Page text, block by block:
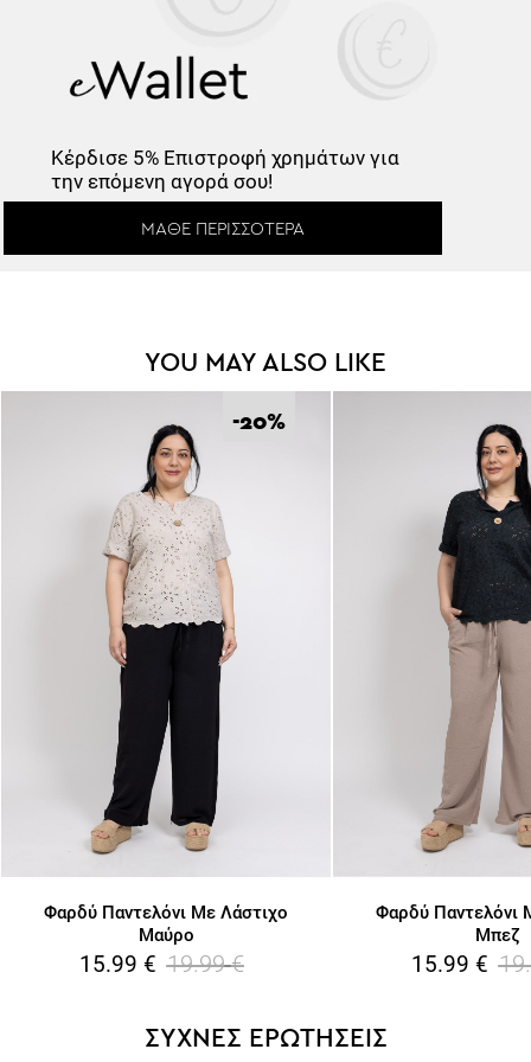
Κέρδισε 5% Επιστροφήχρημάτων για
την επόμενη αγορά σου!
ΜΆΘΕ ΠΕΡΙΣΣΌΤΕΡΑ
YOU MAY ALSO LIKE
-20%
Φαρδύ Παντελόνι Με Λάστιχο
Μαύρο
15.99 € 19.99 €
Φαρδύ Παντελόνι
Μπεζ
15.99 €
ΣΥΧΝΕΣ ΕΡΩΤΗΣΕΙΣ
Κάνε εγγραφή στο Newsletter και
ξεκλείδωσε τον εκπτωτικό κωδικό!
*